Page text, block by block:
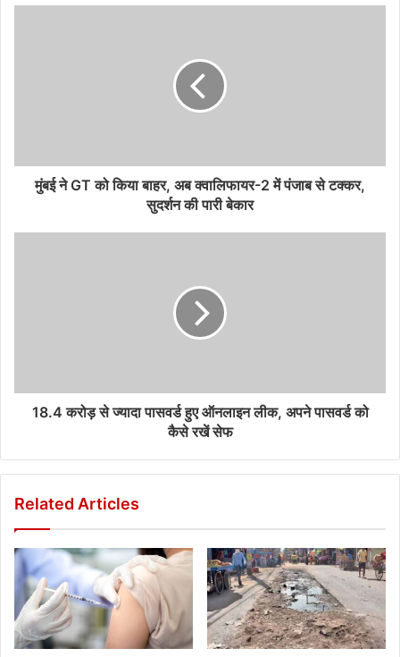
मुंबई ने GT को किया बाहर, अब क्वालिफायर-2 में पंजाब से टक्कर,
सुदर्शन की पारी बेकार
18.4 करोड़ से ज्‍यादा पासवर्ड हुए ऑनलाइन लीक, अपने पासवर्ड को
कैसे रखें सेफ
Related Articles